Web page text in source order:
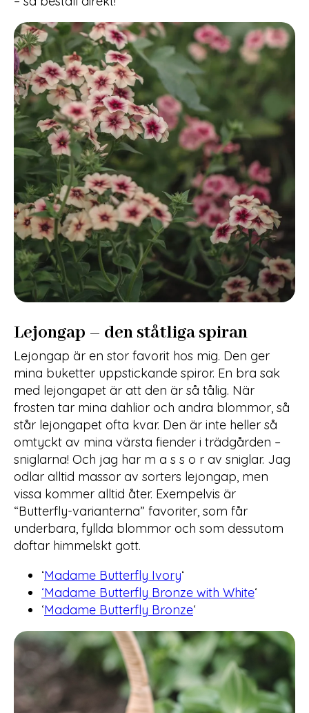
Lejongap – den ståtliga spiran
Lejongap är en stor favorit hos mig. Den ger
mina buketter uppstickande spiror. En bra sak
med lejongapet är att den är så tålig. När
frosten tar mina dahlior och andra blommor, så
står lejongapet ofta kvar. Den är inte heller så
omtyckt av mina värsta fiender i trädgården –
sniglarna! Och jag har m a s s o r av sniglar. Jag
odlar alltid massor av sorters lejongap, men
vissa kommer alltid åter. Exempelvis är
“Butterfly-varianterna” favoriter, som får
underbara, fyllda blommor och som dessutom
doftar himmelskt gott.
‘Madame Butterfly Ivory‘
‘Madame Butterfly Bronze with White‘
‘Madame Butterfly Bronze‘